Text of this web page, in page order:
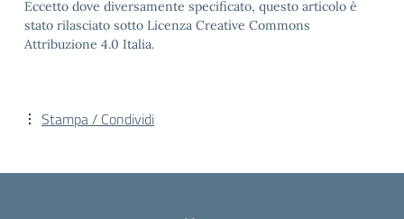
Eccetto dove diversamente specificato, questo articolo è
stato rilasciato sotto Licenza Creative Commons
Attribuzione 4.0 Italia.
Stampa / Condividi